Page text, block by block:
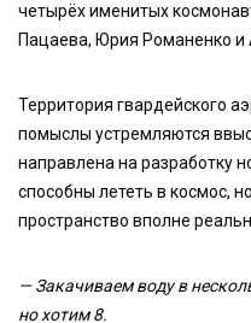
четырёх именитых
Пацаева, Юрия Романенко и
Территория гвардейского
помыслы устремляются
направлена на разработку
способны лететь в космос,
пространство вполне
— Закачиваем воду в
но хотим 8.